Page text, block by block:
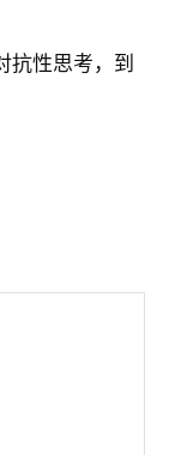
抗性思考，到